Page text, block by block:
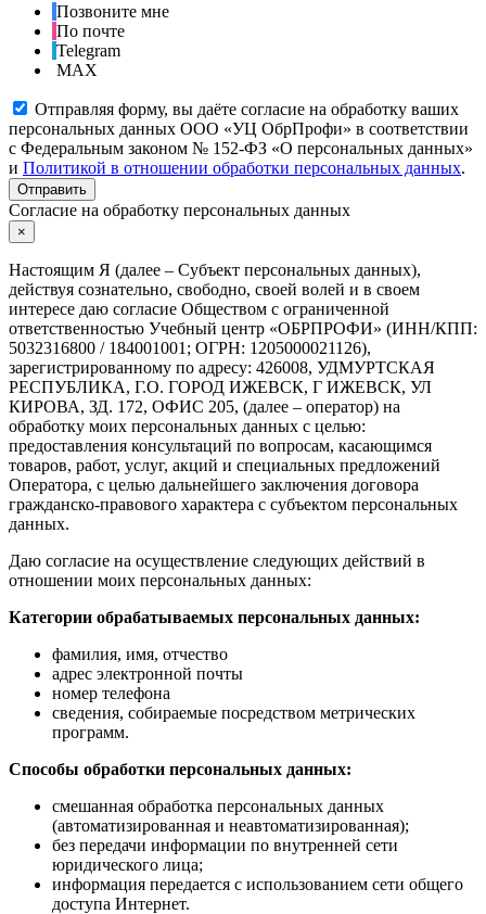
Позвоните мне
По почте
Telegram
MAX
Отправляя форму, вы даёте согласие на обработку ваших
персональных данных ООО «УЦ ОбрПрофи» в соответствии
с Федеральным законом № 152-ФЗ «О персональных данных»
и Политикой в отношении обработки персональных данных.
Отправить
Согласие на обработку персональных данных
×
Настоящим Я (далее – Субъект персональных данных),
действуя сознательно, свободно, своей волей и в своем
интересе даю согласие Обществом с ограниченной
ответственностью Учебный центр «ОБРПРОФИ» (ИНН/КПП:
5032316800 / 184001001; ОГРН: 1205000021126),
зарегистрированному по адресу: 426008, УДМУРТСКАЯ
РЕСПУБЛИКА, Г.О. ГОРОД ИЖЕВСК, Г ИЖЕВСК, УЛ
КИРОВА, ЗД. 172, ОФИС 205, (далее – оператор) на
обработку моих персональных данных с целью:
предоставления консультаций по вопросам, касающимся
товаров, работ, услуг, акций и специальных предложений
Оператора, с целью дальнейшего заключения договора
гражданско-правового характера с субъектом персональных
данных.
Даю согласие на осуществление следующих действий в
отношении моих персональных данных:
Категории обрабатываемых персональных данных:
фамилия, имя, отчество
адрес электронной почты
номер телефона
сведения, собираемые посредством метрических
программ.
Способы обработки персональных данных:
смешанная обработка персональных данных
(автоматизированная и неавтоматизированная);
без передачи информации по внутренней сети
юридического лица;
информация передается с использованием сети общего
доступа Интернет.